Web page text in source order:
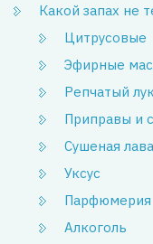
Какой запах не
Цитрусовые
Эфирные
Репчатый
Приправы и
Сушеная
Уксус
Парфюмерия
Алкоголь